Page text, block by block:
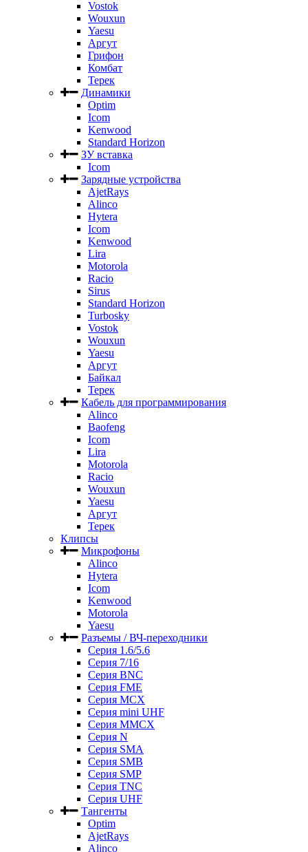
Vostok
Wouxun
Yaesu
Аргут
Грифон
Комбат
Терек
Динамики
Optim
Icom
Kenwood
Standard Horizon
ЗУ вставка
Icom
Зарядные устройства
AjetRays
Alinco
Hytera
Icom
Kenwood
Lira
Motorola
Racio
Sirus
Standard Horizon
Turbosky
Vostok
Wouxun
Yaesu
Аргут
Байкал
Терек
Кабель для программирования
Alinco
Baofeng
Icom
Lira
Motorola
Racio
Wouxun
Yaesu
Аргут
Терек
Клипсы
Микрофоны
Alinco
Hytera
Icom
Kenwood
Motorola
Yaesu
Разъемы / ВЧ-переходники
Серия 1.6/5.6
Серия 7/16
Серия BNC
Серия FME
Серия MCX
Серия mini UHF
Серия MMCX
Серия N
Серия SMA
Серия SMB
Серия SMP
Серия TNC
Серия UHF
Тангенты
Optim
AjetRays
Alinco